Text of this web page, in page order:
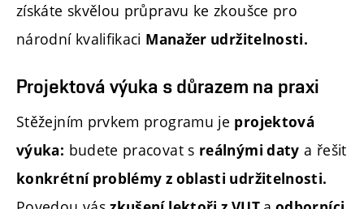
získáte skvělou průpravu ke zkoušce pro
národní kvalifikaci Manažer udržitelnosti.
Projektová výuka s důrazem na praxi
Stěžejním prvkem programu je projektová
výuka: budete pracovat s reálnými daty a řešit
konkrétní problémy z oblasti udržitelnosti.